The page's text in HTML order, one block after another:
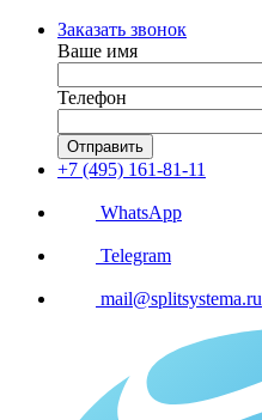
Заказать звонок
Ваше имя
Телефон
Отправить
+7 (495) 161-81-11
WhatsApp
Telegram
mail@splitsystema.ru